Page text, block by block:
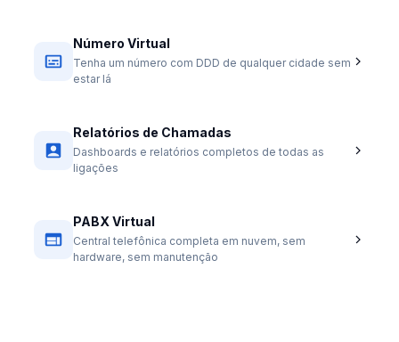
Número Virtual
Tenha um número com DDD de qualquer cidade sem
estar lá
Relatórios de Chamadas
Dashboards e relatórios completos de todas as
ligações
PABX Virtual
Central telefônica completa em nuvem, sem
hardware, sem manutenção